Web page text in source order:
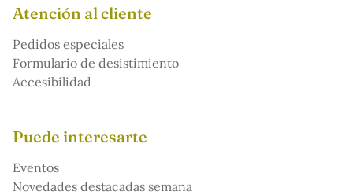
Atención al cliente
Pedidos especiales
Formulario de desistimiento
Accesibilidad
Puede interesarte
Eventos
Novedades destacadas semana